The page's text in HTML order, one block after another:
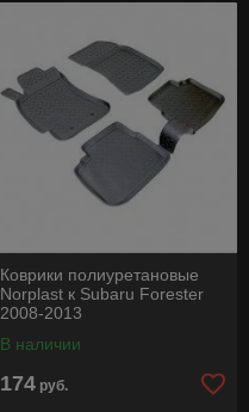
Коврики полиуретановые
Norplast к Subaru Forester
2008-2013
В наличии
174 руб.